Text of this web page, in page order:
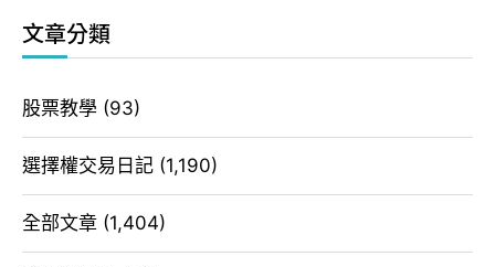
文章分類
股票教學 (93)
選擇權交易日記 (1,190)
全部文章 (1,404)